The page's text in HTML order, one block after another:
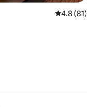
平均评分
4.8 (81)